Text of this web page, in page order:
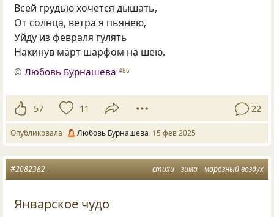
Всей грудью хочется дышать,
От солнца, ветра я пьянею,
Уйду из февраля гулять
Накинув март шарфом на шею.
©Любовь Бурнашева 486
57 11 22
Опубликовала Любовь Бурнашева 15 фев 2025
стихи зима морозный воздух
#2082382
Январское чудо